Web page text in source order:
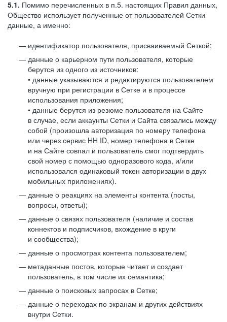
5.1. Помимо перечисленных в п.5. настоящих Правил данных,
Общество использует полученные от пользователей Сетки
данные, а именно:
идентификатор пользователя, присваиваемый Сеткой;
данные о карьерном пути пользователя, которые
берутся из одного из источников:
• данные указываются и редактируются пользователем
вручную при регистрации в Сетке и в процессе
использования приложения;
• данные берутся из резюме пользователя на Сайте
в случае, если аккаунты Сетки и Сайта связались между
собой (произошла авторизация по номеру телефона
или через сервис HH ID, номер телефона в Сетке
и на Сайте совпал и пользователь смог подтвердить
свой номер с помощью одноразового кода, и/или
использовался одинаковый токен авторизации в двух
мобильных приложениях).
данные о реакциях на элементы контента (посты,
вопросы, ответы);
данные о связях пользователя (наличие и состав
коннектов и подписчиков, вхождение в круги
и сообщества);
данные о просмотрах контента пользователем;
метаданные постов, которые читает и создает
пользователь, в том числе их семантика;
данные о поисковых запросах в Сетке;
данные о переходах по экранам и других действиях
внутри Сетки.